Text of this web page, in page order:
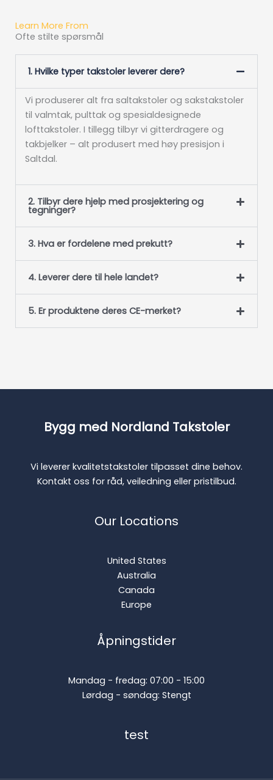
Learn More From
Ofte stilte spørsmål
1. Hvilke typer takstoler leverer dere?
Vi produserer alt fra saltakstoler og sakstakstoler
til valmtak, pulttak og spesialdesignede
lofttakstoler. I tillegg tilbyr vi gitterdragere og
takbjelker – alt produsert med høy presisjon i
Saltdal.
2. Tilbyr dere hjelp med prosjektering og
tegninger?
3. Hva er fordelene med prekutt?
4. Leverer dere til hele landet?
5. Er produktene deres CE-merket?
Bygg med Nordland Takstoler
Vi leverer kvalitetstakstoler tilpasset dine behov.
Kontakt oss for råd, veiledning eller pristilbud.
Our Locations
United States
Australia
Canada
Europe
Åpningstider
Mandag - fredag: 07:00 - 15:00
Lørdag - søndag: Stengt
test